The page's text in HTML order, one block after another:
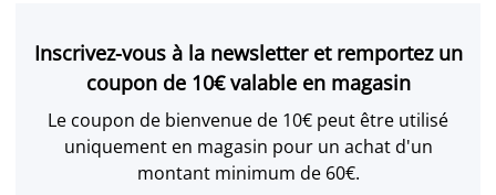
Inscrivez-vous à la newsletter et remportez un
coupon de 10€ valable en magasin
Le coupon de bienvenue de 10€ peut être utilisé
uniquement en magasin pour un achat d'un
montant minimum de 60€.